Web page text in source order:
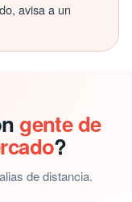
avisa a un
gente de
?
de distancia.